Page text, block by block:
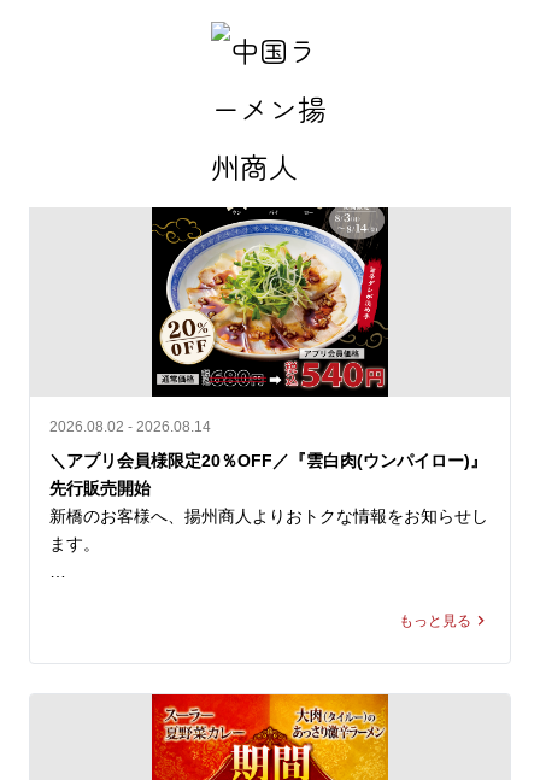
2026.08.02 - 2026.08.14
＼アプリ会員様限定20％OFF／『雲白肉(ウンパイロー)』
先行販売開始
新橋のお客様へ、揚州商人よりおトクな情報をお知らせし
ます。
9月新登場の『雲白肉(ウンパイロー)』を本日より先行販
柔らかな蒸し豚とシャキシャキ豆苗に、
ニンニクが効いた特製甘辛タレが絡む四川の辛旨な一皿🌶️
冷えたビールや紹興酒とも相性格別です🍻
もっと見る